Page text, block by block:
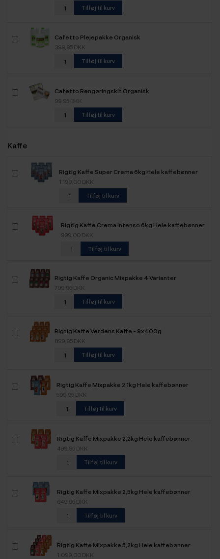
Tilføj til kurv
Cafetto Plejepakke Organisk
399,95 DKK
Tilføj til kurv
Cafetto Rengøringskit Organisk
99,95 DKK
Tilføj til kurv
Kaffe
Rigtig Kaffe Super Crema 6kg Hele kaffebønner
1.199,00 DKK
Tilføj til kurv
Rigtig Kaffe Crema Intenso 6kg Hele kaffebønner
999,00 DKK
Tilføj til kurv
Rigtig Kaffe Organic Mixpakke 4 Varianter
799,95 DKK
Tilføj til kurv
Rigtig Kaffe Verdens Kaffe - 9x400g
899,95 DKK
Tilføj til kurv
Rigtig Kaffe Mixpakke 2,1kg Hele kaffebønner
599,95 DKK
Tilføj til kurv
Rigtig Kaffe Mixpakke 2,2kg Hele kaffebønner
499,95 DKK
Tilføj til kurv
Rigtig Kaffe Mixpakke 2,5kg Hele kaffebønner
649,95 DKK
Tilføj til kurv
Rigtig Kaffe Mixpakke 5,2kg Hele kaffebønner
1.099,00 DKK